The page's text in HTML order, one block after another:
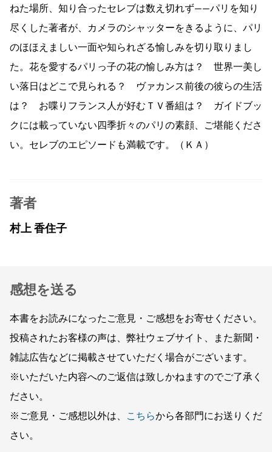
ねた場所、知り合ったセレブは数え切れず——パリを知り
尽くした著者が、カメラのシャッターをきるように、パリ
のほほえましい一面や知られざる愉しみを切り取りまし
た。花を愛するパリっ子の花の愉しみ方は？ 世界一美し
い落日はどこで見られる？ ヴァカンス前後の彼らの生活
は？ お喋りフランス人が好むＴＶ番組は？ ガイドブッ
クには載っていない四季折々のパリの素顔、ご堪能くださ
い。セレブのエピソードも満載です。（ＫＡ）
著者
村上 香住子
感想を送る
本書をお読みになったご意見・ご感想をお寄せください。
投稿されたお客様の声は、弊社ウェブサイト、また新聞・
雑誌広告などに掲載させていただく場合がございます。
※いただいた内容へのご返信は致しかねますのでご了承く
ださい。
※ご意見・ご感想以外は、
こちらから各部門にお送りくだ
さい。